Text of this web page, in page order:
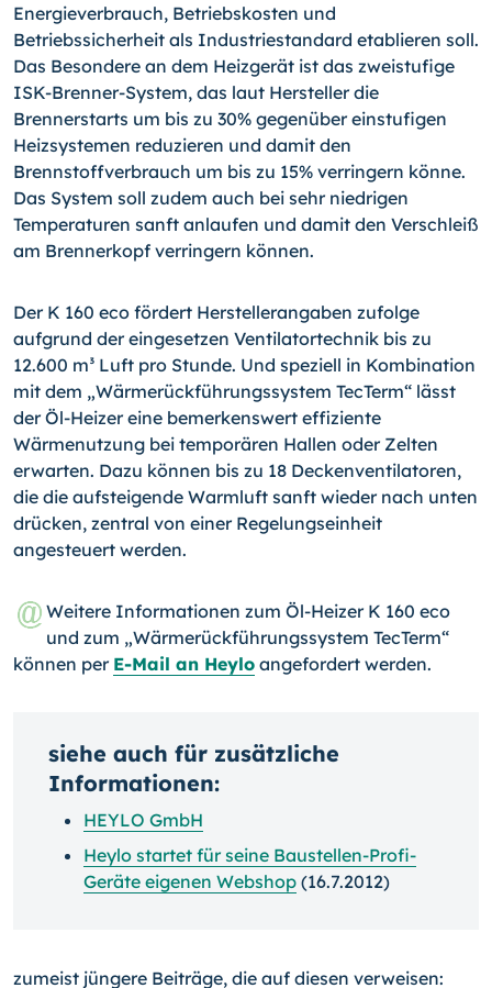
Energieverbrauch, Betriebskosten und
Betriebssicherheit als Indus­triestandard etablieren soll.
Das Besondere an dem Heizgerät ist das zweistufige
ISK-Brenner-System, das laut Hersteller die
Brennerstarts um bis zu 30% gegenüber ein­stufigen
Heizsystemen reduzieren und damit den
Brennstoffverbrauch um bis zu 15% verringern könne.
Das System soll zudem auch bei sehr niedrigen
Temperaturen sanft anlaufen und damit den Verschleiß
am Brennerkopf verringern können.
Der K 160 eco fördert Herstellerangaben zufolge
aufgrund der eingesetzen Ventilator­technik bis zu
12.600 m³ Luft pro Stunde. Und speziell in Kombination
mit dem „Wär­merückführungssystem TecTerm“ lässt
der Öl-Heizer eine bemerkenswert effiziente
Wärmenutzung bei temporären Hallen oder Zelten
erwarten. Dazu können bis zu 18 Deckenventilatoren,
die die aufsteigende Warmluft sanft wieder nach unten
drücken, zentral von einer Regelungseinheit
angesteuert werden.
Weitere Informationen zum Öl-Heizer K 160 eco
und zum „Wärmerückführungs­system TecTerm“
können per E-Mail an Heylo angefordert werden.
siehe auch für zusätzliche
Informationen:
HEYLO GmbH
Heylo startet für seine Baustellen-Profi-
Geräte eigenen Webshop (16.7.2012)
zumeist jüngere Beiträge, die auf diesen verweisen: